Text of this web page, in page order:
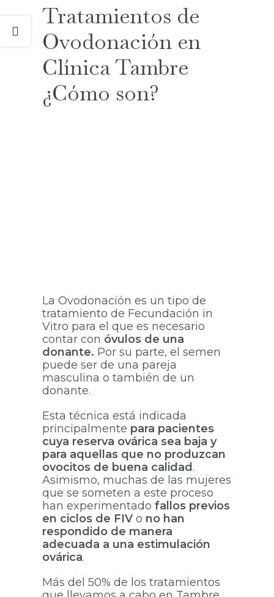
Tratamientos de
Ovodonación en
Clínica Tambre
¿Cómo son?
La Ovodonación es un tipo de
tratamiento de Fecundación in
Vitro para el que es necesario
contar con óvulos de una
donante. Por su parte, el semen
puede ser de una pareja
masculina o también de un
donante.
Esta técnica está indicada
principalmente para pacientes
cuya reserva ovárica sea baja y
para aquellas que no produzcan
ovocitos de buena calidad.
Asimismo, muchas de las mujeres
que se someten a este proceso
han experimentado fallos previos
en ciclos de FIV o no han
respondido de manera
adecuada a una estimulación
ovárica.
Más del 50% de los tratamientos